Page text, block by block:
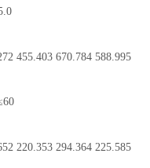
455.403 670.784 588.995
220.353 294.364 225.585